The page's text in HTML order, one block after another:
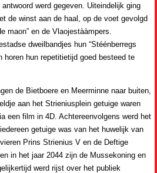
werd gegeven. Uiteindelijk ging
de winst aan de haal, op de voet gevolgd
maon” en de Vlaojestààmpers.
dweilbandjes hun “Stéénberregs
horen hun repetitietijd goed besteed te
de Bietboere en Meerminne naar buiten,
aan het Strieniusplein getuige waren
een film in 4D. Achtereenvolgens werd het
getuige was van het huwelijk van
Prins Strienius V en de Deftige
in het jaar 2044 zijn de Mussekoning en
werd rijst over het publiek